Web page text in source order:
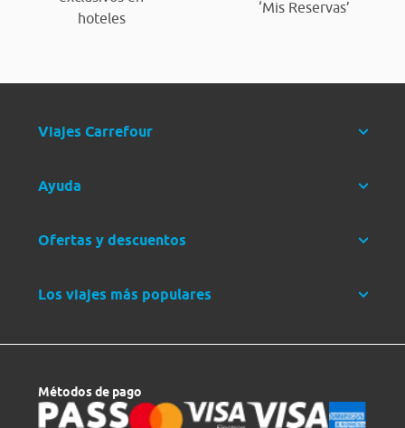
hoteles
‘Mis Reservas’
Viajes Carrefour
Ayuda
Ofertas y descuentos
Los viajes más populares
Métodos de pago